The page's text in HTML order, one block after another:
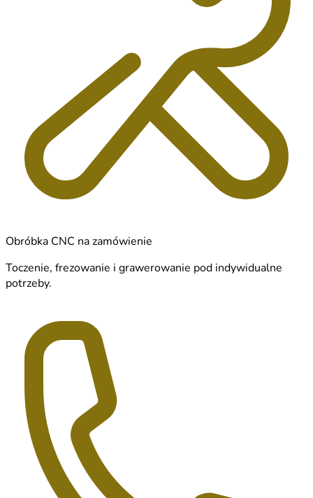
Obróbka CNC na zamówienie
Toczenie, frezowanie i grawerowanie pod indywidualne
potrzeby.